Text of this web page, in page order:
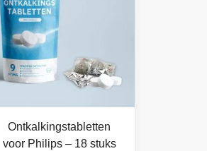
Ontkalkingstabletten
voor Philips – 18 stuks